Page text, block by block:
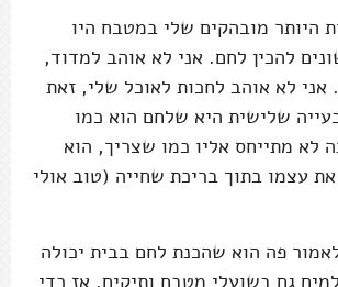
היותר מובהקים שלי במטבח היו
להכין לחם. אני לא אוהב למדוד,
אני לא אוהב לחכות לאוכל שלי, זאת
שלישית היא שלחם הוא כמו
לא מתייחס אליו כמו שצריך, הוא
עצמו בתוך בריכת שחייה (טוב אולי
פה הוא שהכנת לחם בבית יכולה
גם בשועלי מטבח ותיקים. אז כדי